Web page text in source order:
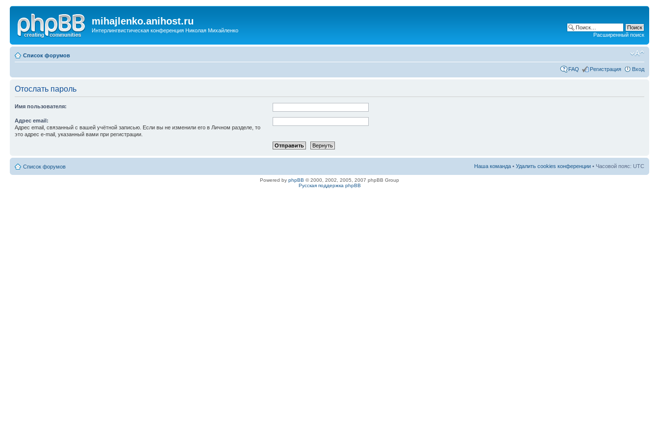
mihajlenko.anihost.ru
Интерлингвистическая конференция Николая Михайленко
Расширенный поиск
Список форумов
FAQ Регистрация Вход
Отослать пароль
Имя пользователя:
Адрес email:
Адрес email, связанный с вашей учётной записью. Если вы не изменили его в Личном разделе, то
это адрес e-mail, указанный вами при регистрации.
Список форумов Наша команда • Удалить cookies конференции • Часовой пояс: UTC
Powered by phpBB © 2000, 2002, 2005, 2007 phpBB Group
Русская поддержка phpBB